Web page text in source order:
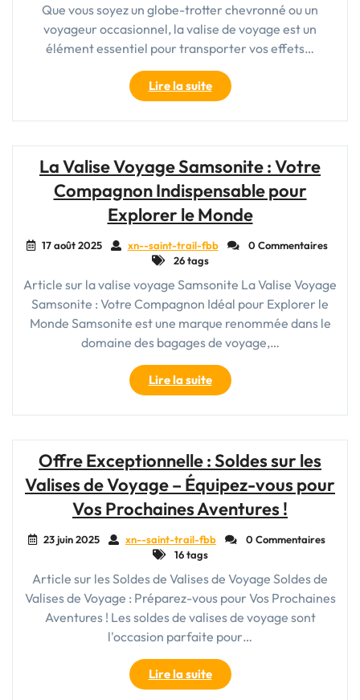
Que vous soyez un globe-trotter chevronné ou un
voyageur occasionnel, la valise de voyage est un
élément essentiel pour transporter vos effets…
Lire la suite"Guide
d’achat
:
la
meilleure
valise
de
voyage
vos
aventures"
La Valise Voyage Samsonite : Votre
Compagnon Indispensable pour
Explorer le Monde
17 août 2025 xn--saint-trail-fbb
0 Commentaires
26 tags
Article sur la valise voyage Samsonite La Valise Voyage
Samsonite : Votre Compagnon Idéal pour Explorer le
Monde Samsonite est une marque renommée dans le
domaine des bagages de voyage,…
Lire la suite"La
Valise
Voyage
Votre
Compagnon
Indispensable
pour
Explorer
Monde"
Offre Exceptionnelle : Soldes sur les
Valises de Voyage – Équipez-vous pour
Vos Prochaines Aventures !
23 juin 2025 xn--saint-trail-fbb
0 Commentaires
16 tags
Article sur les Soldes de Valises de Voyage Soldes de
Valises de Voyage : Préparez-vous pour Vos Prochaines
Aventures ! Les soldes de valises de voyage sont
l'occasion parfaite pour…
Lire la suite"Offre
Exceptionnelle